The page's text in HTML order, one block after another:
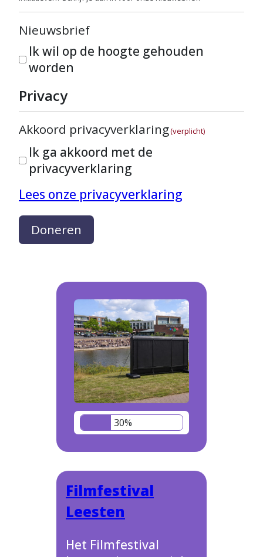
Nieuwsbrief
Ik wil op de hoogte gehouden
worden
Privacy
Akkoord privacyverklaring(verplicht)
Ik ga akkoord met de
privacyverklaring
Lees onze privacyverklaring
Doneren
30%
Filmfestival
Leesten
Het Filmfestival